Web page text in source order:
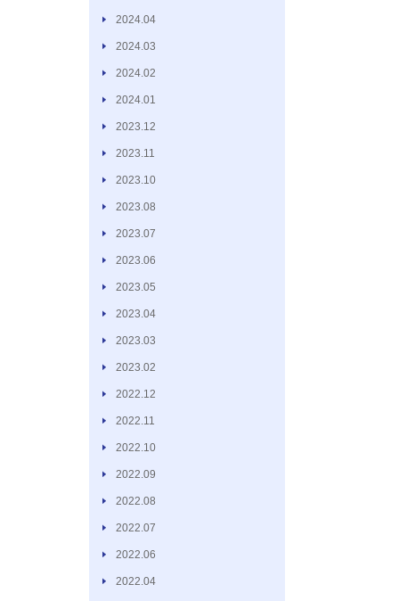
2024.04
2024.03
2024.02
2024.01
2023.12
2023.11
2023.10
2023.08
2023.07
2023.06
2023.05
2023.04
2023.03
2023.02
2022.12
2022.11
2022.10
2022.09
2022.08
2022.07
2022.06
2022.04